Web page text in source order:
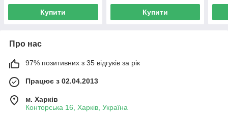
Купити Купити
Про нас
97% позитивних з 35 відгуків за рік
Працює з 02.04.2013
м. Харків
Конторська 16, Харків, Україна